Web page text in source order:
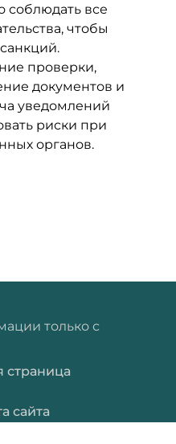
соблюдать все
чтобы
проверки,
документов и
уведомлений
риски при
органов.
только с
страница
сайта